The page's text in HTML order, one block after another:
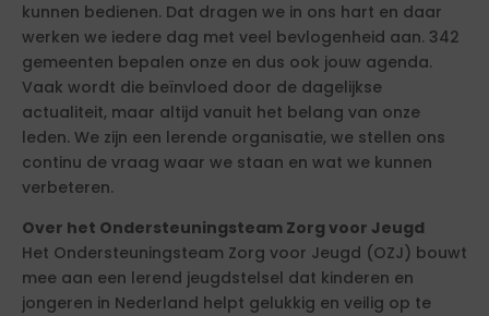
kunnen bedienen. Dat dragen we in ons hart en daar
werken we iedere dag met veel bevlogenheid aan. 342
gemeenten bepalen onze en dus ook jouw agenda.
Vaak wordt die beïnvloed door de dagelijkse
actualiteit, maar altijd vanuit het belang van onze
leden. We zijn een lerende organisatie, we stellen ons
continu de vraag waar we staan en wat we kunnen
verbeteren.
Over het Ondersteuningsteam Zorg voor Jeugd
Het Ondersteuningsteam Zorg voor Jeugd (OZJ) bouwt
mee aan een lerend jeugdstelsel dat kinderen en
jongeren in Nederland helpt gelukkig en veilig op te